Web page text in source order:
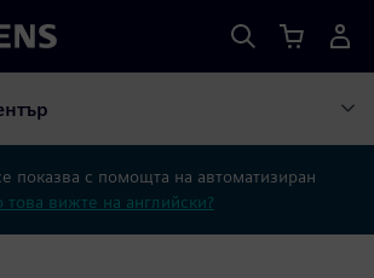
показва с помощта на автоматизиран
това вижте на английски?